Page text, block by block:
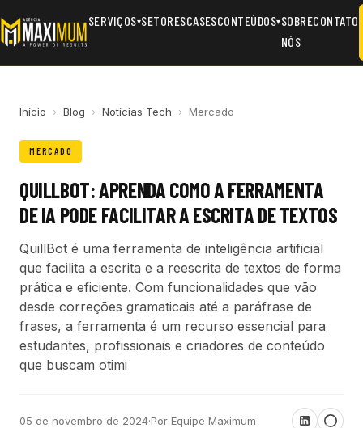
SERVIÇOS▾SETORESCASESCONTEÚDOS▾SOBRE
NÓS
CONTATO
Início › Blog › Notícias Tech › Mercado
MERCADO
QUILLBOT: APRENDA COMO A FERRAMENTA
DE IA PODE FACILITAR A ESCRITA DE TEXTOS
QuillBot é uma ferramenta de inteligência artificial
que facilita a escrita e a reescrita de textos de forma
prática e eficiente. Com funcionalidades que vão
desde correções gramaticais até a paráfrase de
frases, a ferramenta é um recurso essencial para
estudantes, profissionais e criadores de conteúdo
que buscam otimi
05 de novembro de 2024·Por Equipe Maximum